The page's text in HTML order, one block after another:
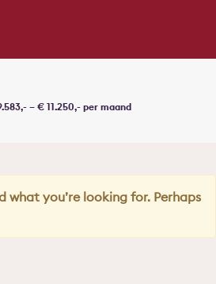
– € 11.250,- per maand
what you’re looking for. Perhaps